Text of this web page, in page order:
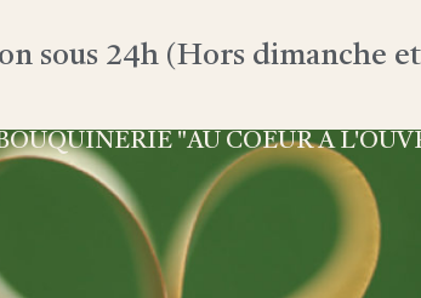
sous 24h (Hors dimanche
"AU COEUR À